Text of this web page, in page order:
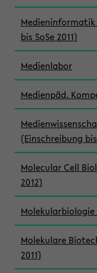
bis SoSe 2011)
Medienlabor
Medienpäd.
(Einschreibung
Molecular Cell
2012)
Molekularbiologie
Molekulare
2011)